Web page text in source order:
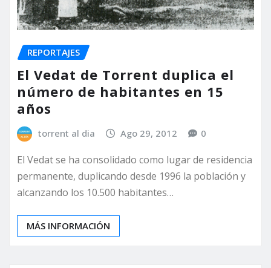
REPORTAJES
El Vedat de Torrent duplica el
número de habitantes en 15
años
torrent al dia Ago 29, 2012 0
El Vedat se ha consolidado como lugar de residencia
permanente, duplicando desde 1996 la población y
alcanzando los 10.500 habitantes…
MÁS INFORMACIÓN